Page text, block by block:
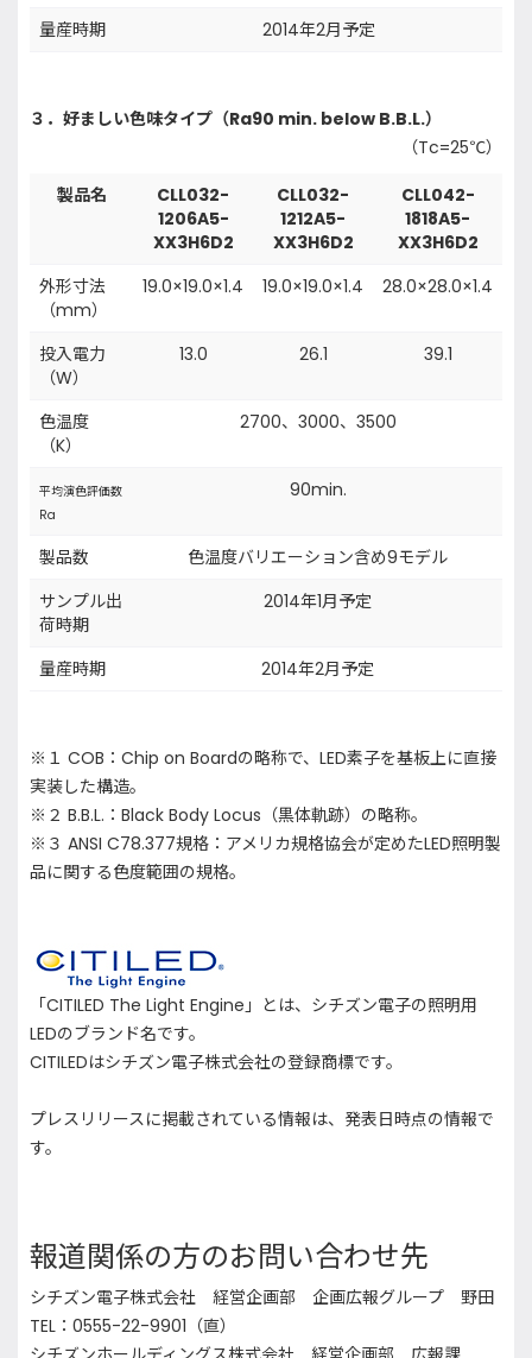
量産時期 2014年2月予定
３．好ましい色味タイプ（Ra90 min. below B.B.L.）
（Tc=25℃）
製品名
CLL032-
1206A5-
XX3H6D2
CLL032-
1212A5-
XX3H6D2
CLL042-
1818A5-
XX3H6D2
外形寸法
（mm）
19.0×19.0×1.4 19.0×19.0×1.4 28.0×28.0×1.4
投入電力
（W）
13.0 26.1 39.1
色温度
（K）
2700、3000、3500
平均演色評価数
Ra
90min.
製品数
色温度バリエーション含め9モデル
サンプル出
荷時期
2014年1月予定
量産時期 2014年2月予定
※１ COB：Chip on Boardの略称で、LED素子を基板上に直接
実装した構造。
※２ B.B.L.：Black Body Locus（黒体軌跡）の略称。
※３ ANSI C78.377規格：アメリカ規格協会が定めたLED照明製
品に関する色度範囲の規格。
「CITILED The Light Engine」とは、シチズン電子の照明用
LEDのブランド名です。
CITILEDはシチズン電子株式会社の登録商標です。
プレスリリースに掲載されている情報は、発表日時点の情報で
す。
報道関係の方のお問い合わせ先
シチズン電子株式会社 経営企画部 企画広報グループ 野田
TEL：0555-22-9901（直）